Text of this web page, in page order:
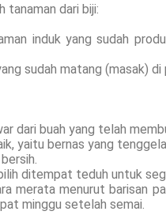
tanaman dari biji:
induk yang sudah
sudah matang (masak) di
dari buah yang telah
yaitu bernas yang
ditempat teduh untuk
merata menurut barisan
minggu setelah semai.